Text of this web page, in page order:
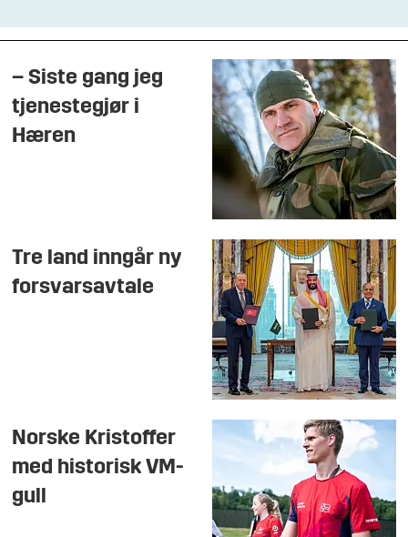
– Siste gang jeg
tjenestegjør i
Hæren
Tre land inngår ny
forsvarsavtale
Norske Kristoffer
med historisk VM-
gull